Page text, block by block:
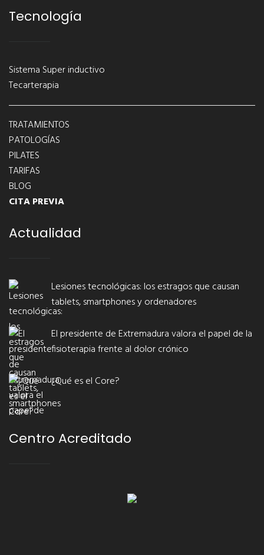
Tecnología
Sistema Super inductivo
Tecarterapia
TRATAMIENTOS
PATOLOGÍAS
PILATES
TARIFAS
BLOG
CITA PREVIA
Actualidad
Lesiones tecnológicas: los estragos que causan
tablets, smartphones y ordenadores
El presidente de Extremadura valora el papel de la
fisioterapia frente al dolor crónico
¿Qué es el Core?
Centro Acreditado